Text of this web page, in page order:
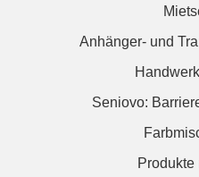
Anhänger- und
Seniovo:
Produkte